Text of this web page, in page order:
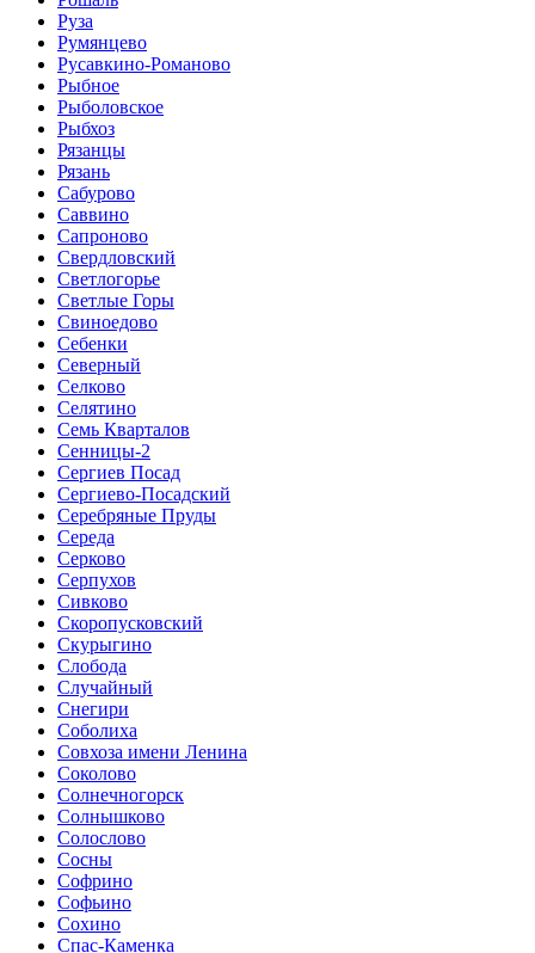
Руза
Румянцево
Русавкино-Романово
Рыбное
Рыболовское
Рыбхоз
Рязанцы
Рязань
Сабурово
Саввино
Сапроново
Свердловский
Светлогорье
Светлые Горы
Свиноедово
Себенки
Северный
Селково
Селятино
Семь Кварталов
Сенницы-2
Сергиев Посад
Сергиево-Посадский
Серебряные Пруды
Середа
Серково
Серпухов
Сивково
Скоропусковский
Скурыгино
Слобода
Случайный
Снегири
Соболиха
Совхоза имени Ленина
Соколово
Солнечногорск
Солнышково
Солослово
Сосны
Софрино
Софьино
Сохино
Спас-Каменка